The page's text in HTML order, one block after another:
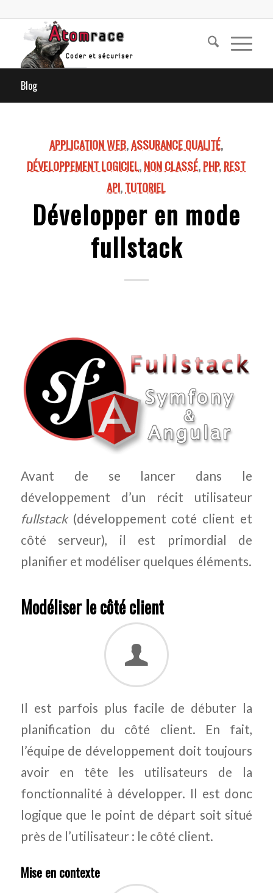
Blog
APPLICATION WEB,ASSURANCE QUALITÉ,
DÉVELOPPEMENT LOGICIEL,NON CLASSÉ,PHP,REST
API,TUTORIEL
Développer en mode
fullstack
Avant de se lancer dans le
développement d’un récit utilisateur
fullstack(développement coté client et
côté serveur), il est primordial de
planifier et modéliser quelques éléments.
Modéliser le côté client
Il est parfois plus facile de débuter la
planification du côté client. En fait,
l’équipe de développement doit toujours
avoir en tête les utilisateurs de la
fonctionnalité à développer. Il est donc
logique que le point de départ soit situé
près de l’utilisateur : le côté client.
Mise en contexte